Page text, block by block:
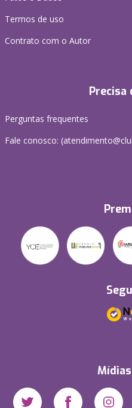
Termos de uso
Contrato com o Autor
Precisa
Perguntas frequentes
Fale conosco: